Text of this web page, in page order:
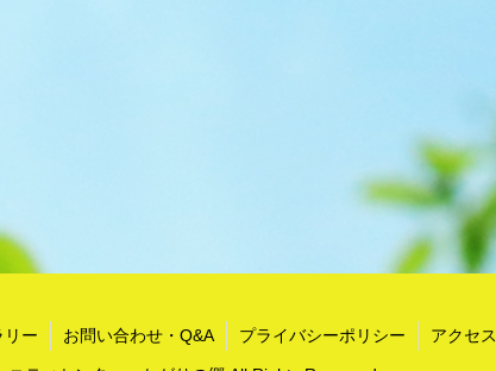
リー お問い合わせ・Q&A プライバシーポリシー アクセス